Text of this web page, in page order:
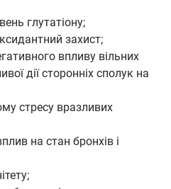
глутатіону;
захист;
впливу вільних
дії сторонніх сполук на
стресу вразливих
на стан бронхів і